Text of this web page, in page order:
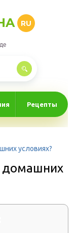
RU
Рецепты
условиях?
домашних